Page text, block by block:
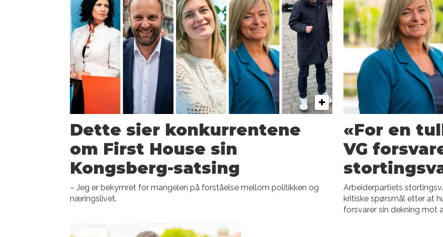
Dette sier konkurrentene
om First House sin
Kongsberg-satsing
– Jeg er bekymret for mangelen på forståelse mellom politikken og
næringslivet.
«For en
VG
Arbeiderpartiets
kritiske spørsmål etter at
forsvarer sin dekning mot